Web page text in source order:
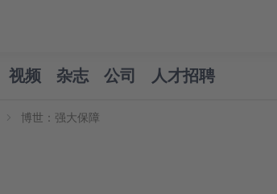
视频 杂志 公司 人才招聘
博世：强大保障